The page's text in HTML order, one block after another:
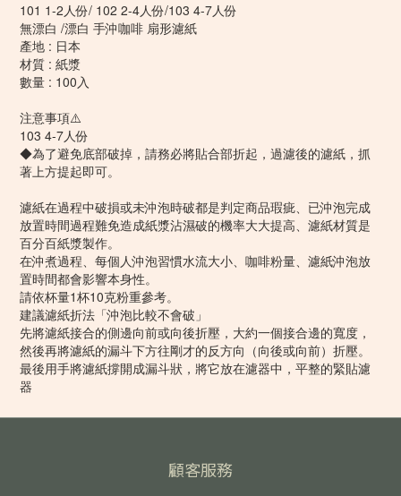
101 1-2人份/ 102 2-4人份/103 4-7人份
無漂白 /漂白 手沖咖啡 扇形濾紙
產地 : 日本
材質 : 紙漿
數量 : 100入
注意事項⚠️
103 4-7人份
◆為了避免底部破掉，請務必將貼合部折起，過濾後的濾紙，抓
著上方提起即可。
濾紙在過程中破損或未沖泡時破都是判定商品瑕疵、已沖泡完成
放置時間過程難免造成紙漿沾濕破的機率大大提高、濾紙材質是
百分百紙漿製作。
在沖煮過程、每個人沖泡習慣水流大小、咖啡粉量、濾紙沖泡放
置時間都會影響本身性。
請依杯量1杯10克粉重參考。
建議濾紙折法「沖泡比較不會破」
先將濾紙接合的側邊向前或向後折壓，大約一個接合邊的寬度，
然後再將濾紙的漏斗下方往剛才的反方向（向後或向前）折壓。
最後用手將濾紙撐開成漏斗狀，將它放在濾器中，平整的緊貼濾
器
顧客服務